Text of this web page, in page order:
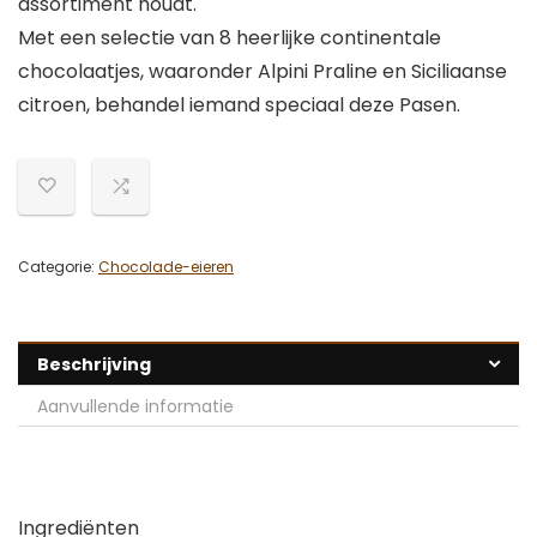
Met een selectie van 8 heerlijke continentale
chocolaatjes, waaronder Alpini Praline en Siciliaanse
citroen, behandel iemand speciaal deze Pasen.
Categorie: Chocolade-eieren
Beschrijving
Aanvullende informatie
Ingrediënten